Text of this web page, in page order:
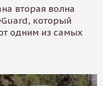
вторая волна
который
одним из самых